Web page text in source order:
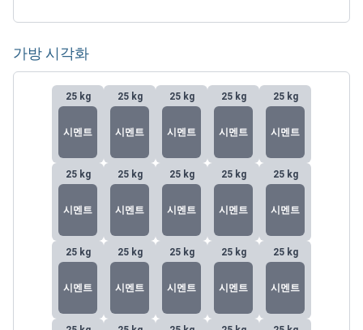
가방 시각화
25 kg
시멘트
25 kg
시멘트
25 kg
시멘트
25 kg
시멘트
25 kg
시멘트
25 kg
시멘트
25 kg
시멘트
25 kg
시멘트
25 kg
시멘트
25 kg
시멘트
25 kg
시멘트
25 kg
시멘트
25 kg
시멘트
25 kg
시멘트
25 kg
시멘트